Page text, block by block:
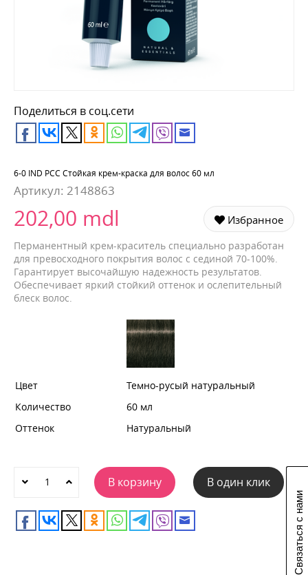
Связаться с нами
Поделиться в соц.сети
6-0 IND PCC Стойкая крем-краска для волос 60 мл
Артикул: 2148863
202,00 mdl Избранное
Перманентный крем-краситель специально разработан
для превосходного покрытия волос с сединой 70-100%.
Гарантирует высочайшую надежность результатов.
Обеспечивает яркий стойкий оттенок и ослепительный
блеск волос.
Цвет
Темно-русый натуральный
Количество
60 мл
Оттенок
Натуральный
В корзину В один клик